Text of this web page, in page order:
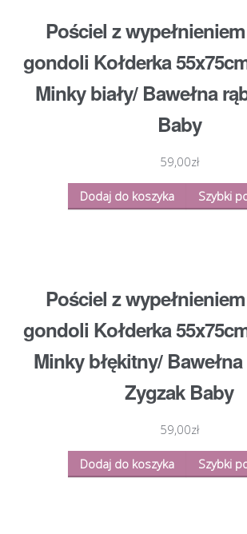
Pościel z
gondoli Kołderka
Minky biały/ Bawełna
Baby
59,00zł
Dodaj do koszyka Szybki
Pościel z
gondoli Kołderka
Minky błękitny/
Zygzak Baby
59,00zł
Dodaj do koszyka Szybki